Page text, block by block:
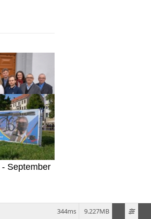
für den
auf...
September
9.227MB
344ms